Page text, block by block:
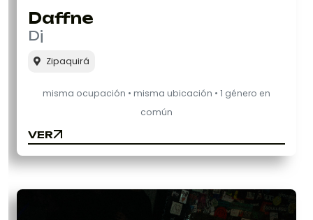
Daffne
Dj
Zipaquirá
misma ocupación • misma ubicación • 1 género en
común
VER
VER